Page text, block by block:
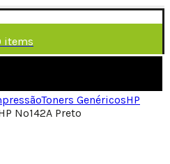
items
Toners GenéricosHP
Nº142A Preto